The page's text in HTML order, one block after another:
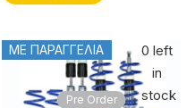
ΜΕ ΠΑΡΑΓΓΕΛΙΑ
0 left
in
stock
Pre Order